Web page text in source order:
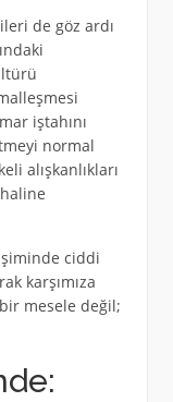
de göz ardı
iştahını
normal
alışkanlıkları
ciddi
karşımıza
mesele değil;